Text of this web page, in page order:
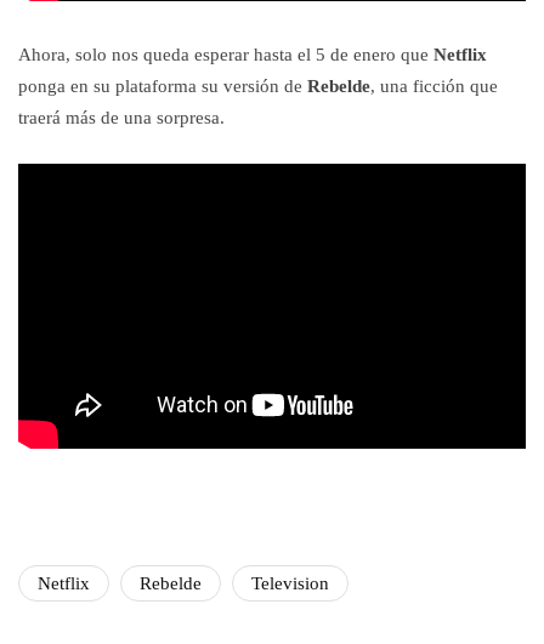
Ahora, solo nos queda esperar hasta el 5 de enero que Netflix
ponga en su plataforma su versión de Rebelde, una ficción que
traerá más de una sorpresa.
Netflix Rebelde Television